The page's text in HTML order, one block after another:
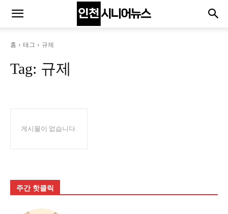
홈 태그 규제
Tag: 규제
게시물이 없습니다.
주간 핫클릭